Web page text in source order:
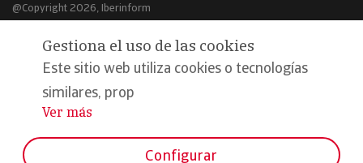
@Copyright 2026, Iberinform
Aviso legal
Política de cookies
Declaración de privacidad
Gestiona el uso de las cookies
Este sitio web utiliza cookies o tecnologías
similares, prop
...
Ver más
Configurar